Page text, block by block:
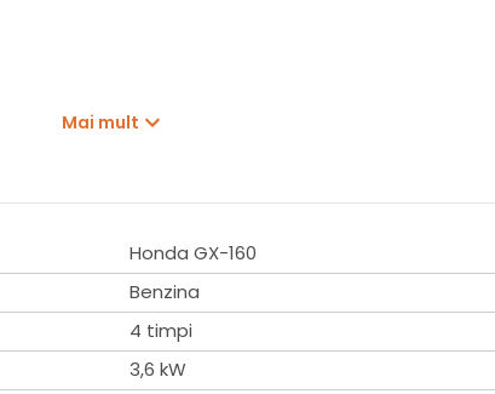
Mai mult
Honda GX-160
Benzina
4 timpi
3,6 kW